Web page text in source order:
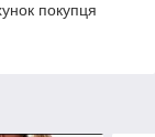
покупця